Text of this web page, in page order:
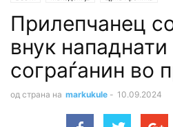
Прилепчанец
внук
сограѓанин во
од страна на markukule - 10.09.2024